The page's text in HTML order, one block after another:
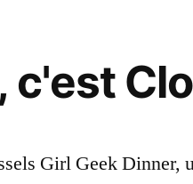
c'est
Girl Geek Dinner,